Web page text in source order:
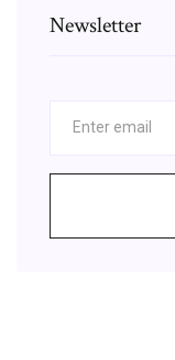
Newsletter